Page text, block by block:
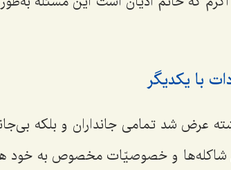
با یکدیگر
عرض شد تمامی جانداران و بلکه
شاکله‌ها و خصوصیّات مخصوص به خود